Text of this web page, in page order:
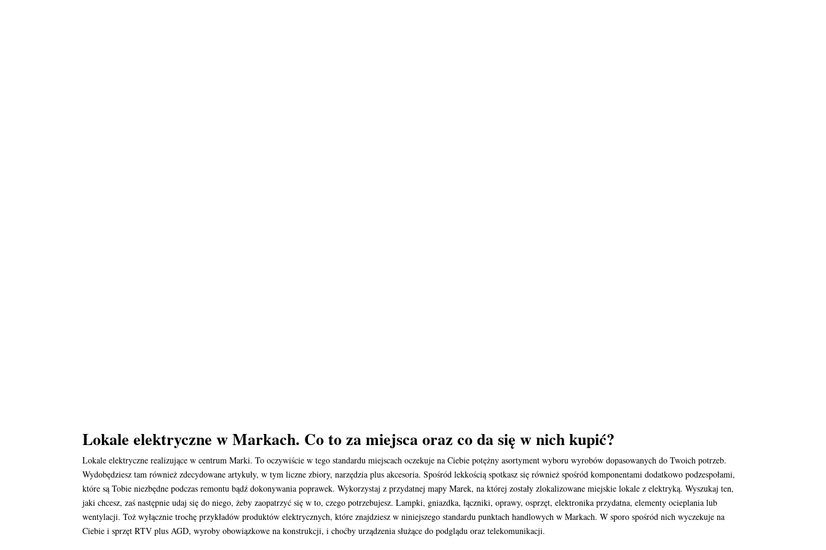
Lokale elektryczne w Markach. Co to za miejsca oraz co da się w nich kupić?
Lokale elektryczne realizujące w centrum Marki. To oczywiście w tego standardu miejscach oczekuje na Ciebie potężny asortyment wyboru wyrobów dopasowanych do Twoich potrzeb.
Wydobędziesz tam również zdecydowane artykuły, w tym liczne zbiory, narzędzia plus akcesoria. Spośród lekkością spotkasz się również spośród komponentami dodatkowo podzespołami,
które są Tobie niezbędne podczas remontu bądź dokonywania poprawek. Wykorzystaj z przydatnej mapy Marek, na której zostały zlokalizowane miejskie lokale z elektryką. Wyszukaj ten,
jaki chcesz, zaś następnie udaj się do niego, żeby zaopatrzyć się w to, czego potrzebujesz. Lampki, gniazdka, łączniki, oprawy, osprzęt, elektronika przydatna, elementy ocieplania lub
wentylacji. Toż wyłącznie trochę przykładów produktów elektrycznych, które znajdziesz w niniejszego standardu punktach handlowych w Markach. W sporo spośród nich wyczekuje na
Ciebie i sprzęt RTV plus AGD, wyroby obowiązkowe na konstrukcji, i choćby urządzenia służące do podglądu oraz telekomunikacji.